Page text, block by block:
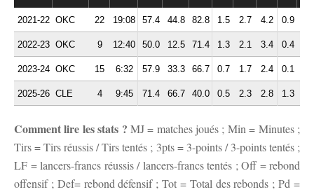
2021-22 OKC 22 19:08 57.4 44.8 82.8 1.5 2.7 4.2 0.9
2022-23 OKC 9 12:40 50.0 12.5 71.4 1.3 2.1 3.4 0.4
2023-24 OKC 15 6:32 57.9 33.3 66.7 0.7 1.7 2.4 0.1
2025-26 CLE 4 9:45 71.4 66.7 40.0 0.5 2.3 2.8 1.3
Comment lire les stats ? MJ = matches joués ; Min = Minutes ;
Tirs = Tirs réussis / Tirs tentés ; 3pts = 3-points / 3-points tentés ;
LF = lancers-francs réussis / lancers-francs tentés ; Off = rebond
offensif ; Def= rebond défensif ; Tot = Total des rebonds ; Pd =